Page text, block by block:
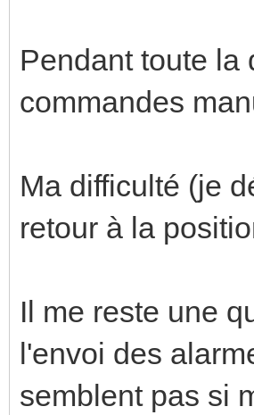
Pendant toute la
commandes
Ma difficulté (je
retour à la
Il me reste une
l'envoi des
semblent pas si